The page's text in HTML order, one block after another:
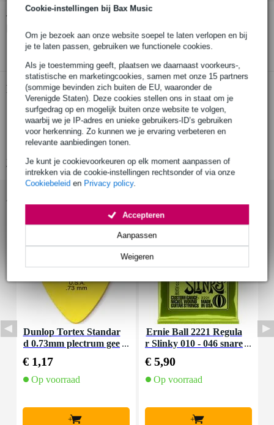
Cookie-instellingen bij Bax Music
Om je bezoek aan onze website soepel te laten verlopen en bij
je te laten passen, gebruiken we functionele cookies.
Als je toestemming geeft, plaatsen we daarnaast voorkeurs-,
statistische en marketingcookies, samen met onze 15 partners
(sommige bevinden zich buiten de EU, waaronder de
Verenigde Staten). Deze cookies stellen ons in staat om je
surfgedrag op en mogelijk buiten onze website te volgen,
waarbij we je IP-adres en unieke gebruikers-ID’s gebruiken
voor herkenning. Zo kunnen we je ervaring verbeteren en
relevante aanbiedingen tonen.
Je kunt je cookievoorkeuren op elk moment aanpassen of
intrekken via de cookie-instellingen rechtsonder of via onze
Cookiebeleid en Privacy policy.
Weigeren
Aanpassen
Accepteren
Twijfel je of de
haaks
Start de check
Productinformatie
BOSS patchkabel voor gitaar
serie: BIC
kabellengte: 100 cm (3 foot)
Bekijk alle productspecificaties
Dunlop Tortex Standar
d 0.73mm plectrum gee
€ 1,17
Op voorraad
+
Ernie Ball 2221 Regula
r Slinky 010 - 046 snare
€ 5,90
Op voorraad
+